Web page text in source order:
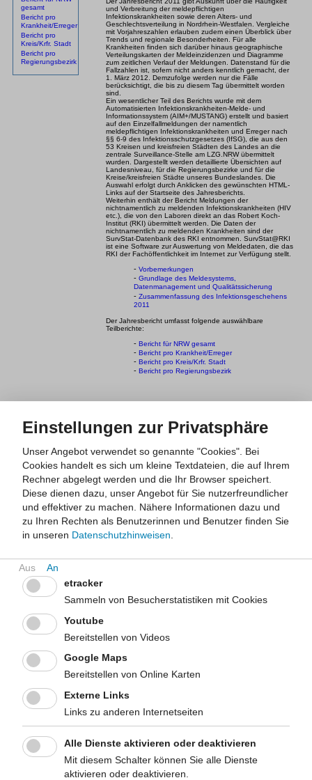
Einstellungen zur Privatsphäre
Unser Angebot verwendet so genannte "Cookies". Bei
Cookies handelt es sich um kleine Textdateien, die auf Ihrem
Rechner abgelegt werden und die Ihr Browser speichert.
Diese dienen dazu, unser Angebot für Sie nutzerfreundlicher
und effektiver zu machen.
Nähere Informationen dazu und
zu Ihren Rechten als Benutzerinnen und Benutzer finden Sie
in unseren Datenschutzhinweisen
etracker
Sammeln von Besucherstatistiken mit Cookies
Youtube
Bereitstellen von Videos
Google Maps
Bereitstellen von Online Karten
Externe Links
Links zu anderen Internetseiten
Alle Dienste aktivieren oder deaktivieren
Mit diesem Schalter können Sie alle Dienste
aktivieren oder deaktivieren.